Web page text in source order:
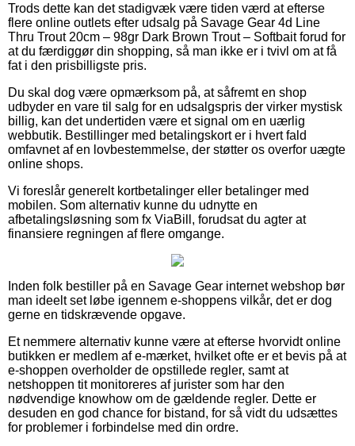
Trods dette kan det stadigvæk være tiden værd at efterse
flere online outlets efter udsalg på Savage Gear 4d Line
Thru Trout 20cm – 98gr Dark Brown Trout – Softbait forud for
at du færdiggør din shopping, så man ikke er i tvivl om at få
fat i den prisbilligste pris.
Du skal dog være opmærksom på, at såfremt en shop
udbyder en vare til salg for en udsalgspris der virker mystisk
billig, kan det undertiden være et signal om en uærlig
webbutik. Bestillinger med betalingskort er i hvert fald
omfavnet af en lovbestemmelse, der støtter os overfor uægte
online shops.
Vi foreslår generelt kortbetalinger eller betalinger med
mobilen. Som alternativ kunne du udnytte en
afbetalingsløsning som fx ViaBill, forudsat du agter at
finansiere regningen af flere omgange.
Inden folk bestiller på en Savage Gear internet webshop bør
man ideelt set løbe igennem e-shoppens vilkår, det er dog
gerne en tidskrævende opgave.
Et nemmere alternativ kunne være at efterse hvorvidt online
butikken er medlem af e-mærket, hvilket ofte er et bevis på at
e-shoppen overholder de opstillede regler, samt at
netshoppen tit monitoreres af jurister som har den
nødvendige knowhow om de gældende regler. Dette er
desuden en god chance for bistand, for så vidt du udsættes
for problemer i forbindelse med din ordre.